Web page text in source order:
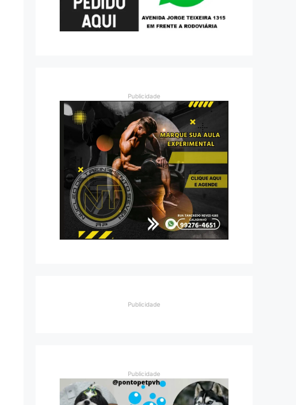
Publicidade
Publicidade
Publicidade